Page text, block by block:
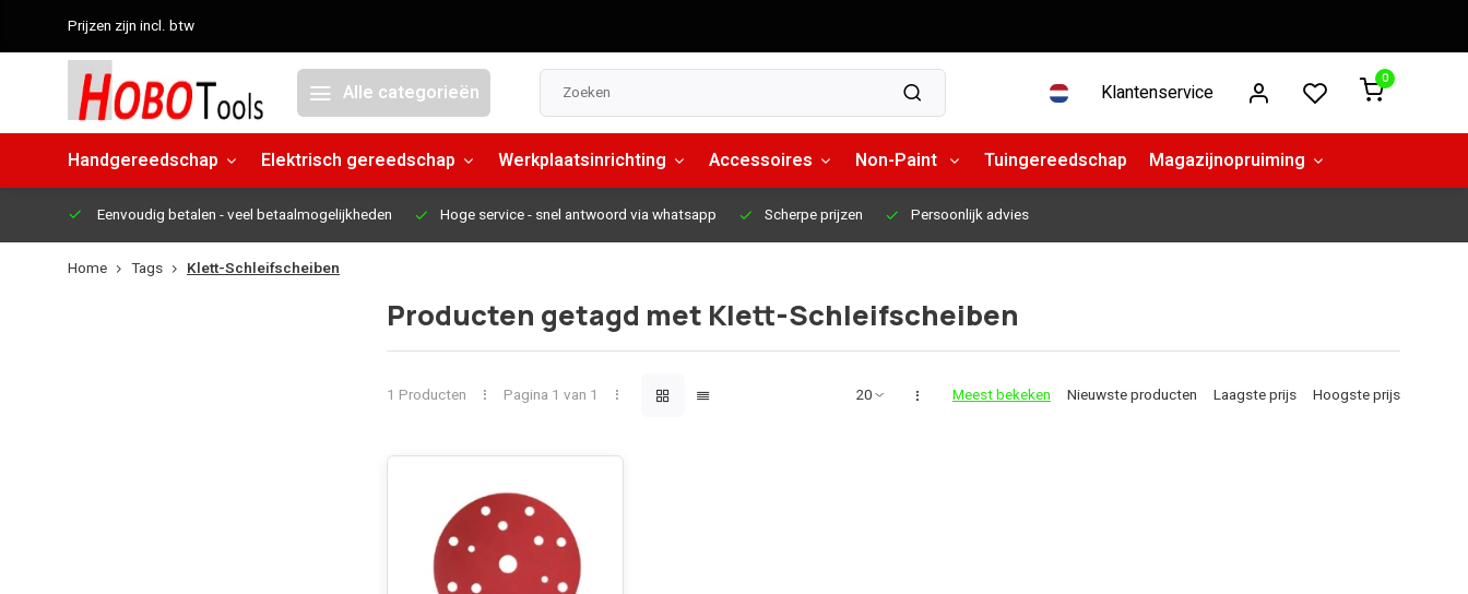
Prijzen zijn incl. btw
Alle categorieën Klantenservice
0
Handgereedschap Elektrisch gereedschap Werkplaatsinrichting Accessoires Non-Paint Tuingereedschap Magazijnopruiming
Eenvoudig betalen - veel betaalmogelijkheden Hoge service- snel antwoord via whatsapp Scherpe prijzen Persoonlijk advies
Home Tags Klett-Schleifscheiben
Producten getagd met Klett-Schleifscheiben
1 Producten Pagina 1 van 1 Meest bekeken Nieuwste producten Laagste prijs Hoogste prijs